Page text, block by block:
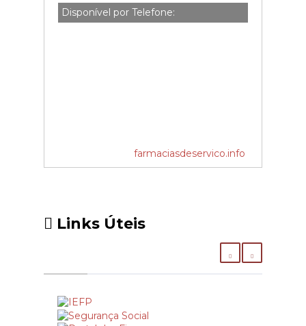
Disponível por Telefone:
farmaciasdeservico.info
Links Úteis